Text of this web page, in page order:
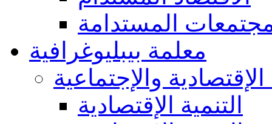
المستدامة
معلمة بيبليوغرافية
الإقتصادية والإجتماعية
التنمية الإقتصادية